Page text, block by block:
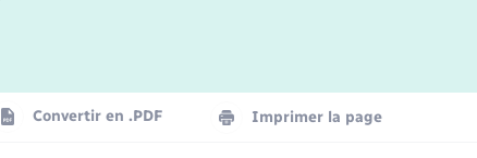
Convertir en .PDF Imprimer la page